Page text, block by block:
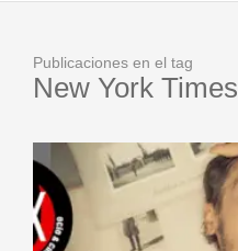
Publicaciones en el tag
New York Times